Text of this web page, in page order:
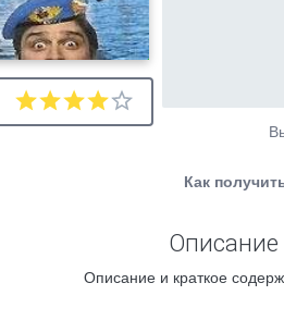
Как
Описание
Описание и краткое